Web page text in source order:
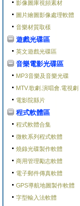
影像圖庫視頻素材
圖片繪圖影像處理軟體
音樂材質取樣
遊戲光碟區
英文遊戲光碟區
音樂電影光碟區
MP3音樂及音樂光碟
MTV.歌劇.演唱會.電視劇
電影院縣片
程式軟體區
程式軟體合集
微軟系列程式軟體
燒錄光碟製作軟體
商用管理勵志軟體
電子郵件傳真軟體
GPS導航地圖製作軟體
字型輸入法軟體